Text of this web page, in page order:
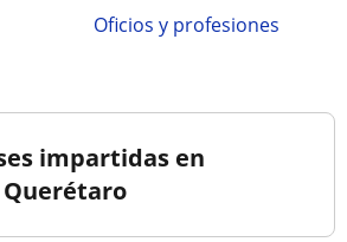
Oficios y profesiones
impartidas en
Querétaro